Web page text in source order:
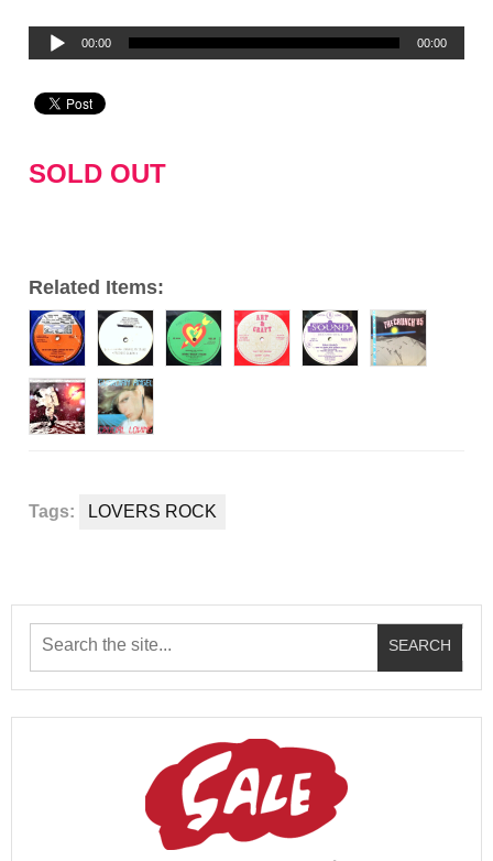
プ
ヤ
00:00 00:00
SOLD OUT
Related Items:
Tags: LOVERS ROCK